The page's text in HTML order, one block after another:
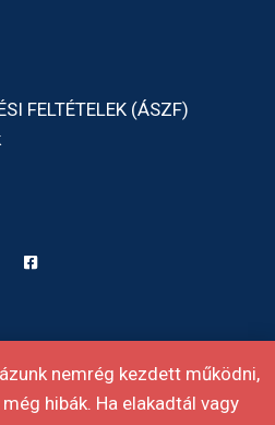
nemrég kezdett működni,
hibák. Ha elakadtál vagy
FELTÉTELEK (ÁSZF)